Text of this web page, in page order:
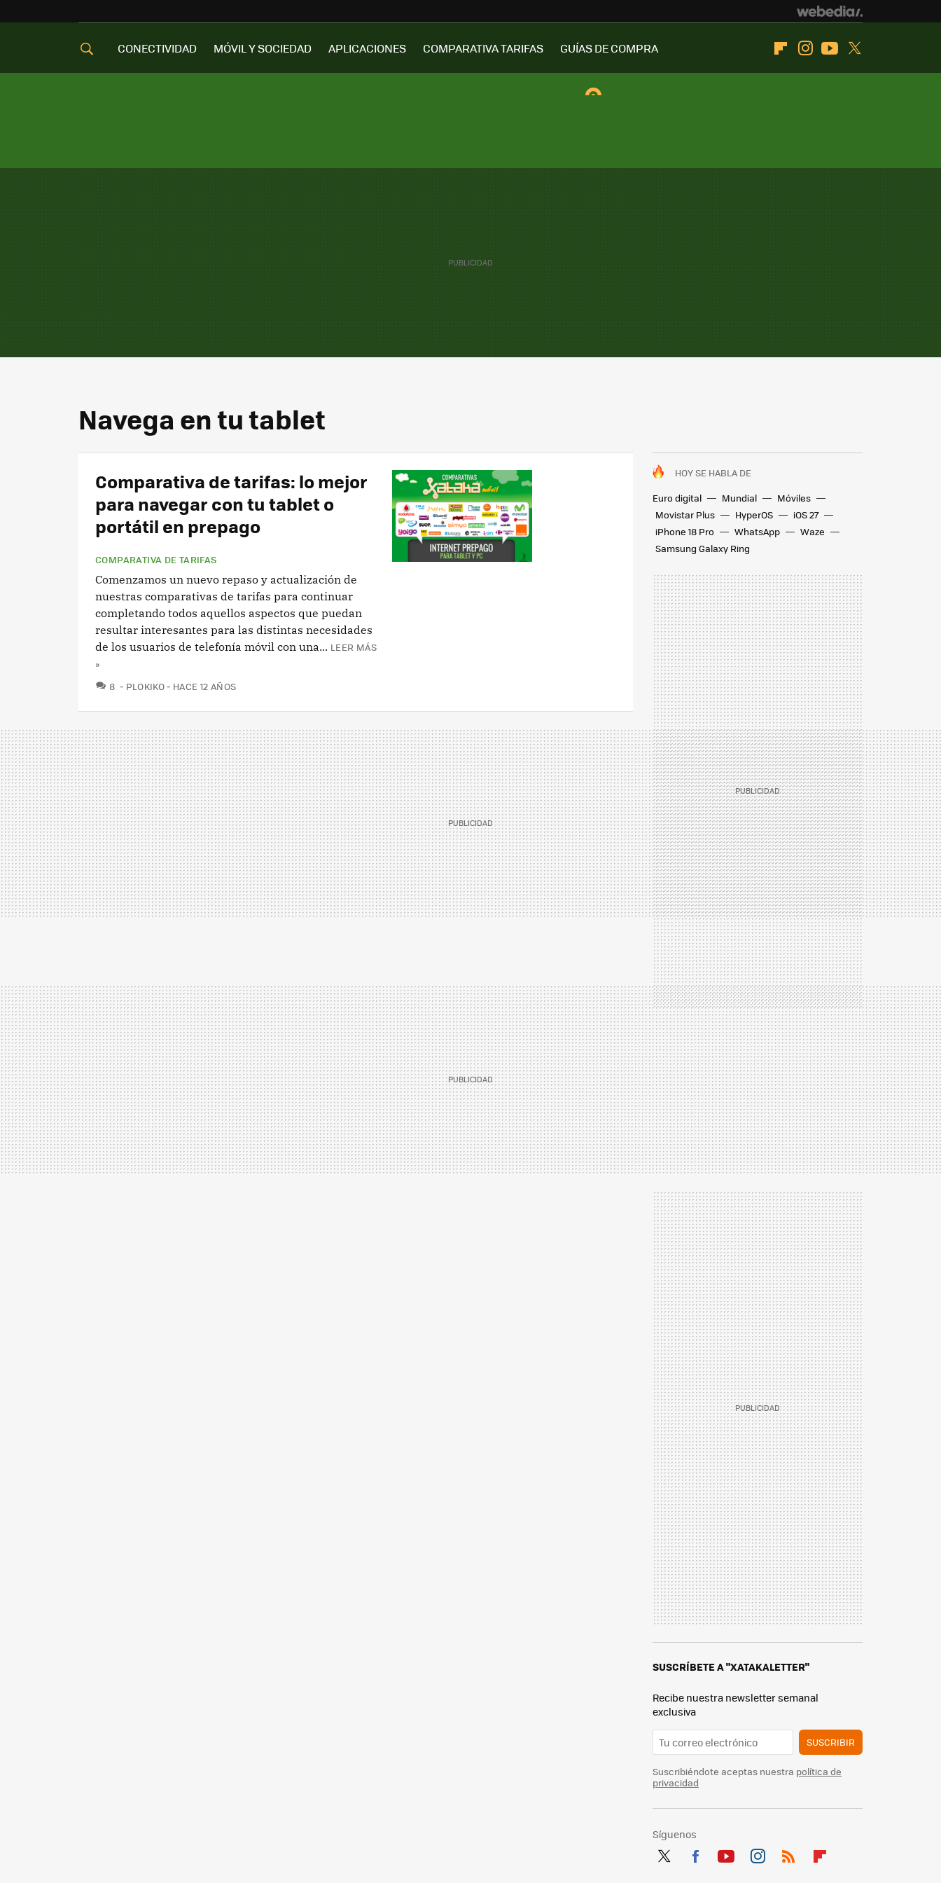
CONECTIVIDAD MÓVIL Y SOCIEDAD APLICACIONES COMPARATIVA TARIFAS
GUÍAS DE COMPRA
FlipboardInstagramYoutube
Navega en tu tablet
HOY SE HABLA DE
Euro digital
Mundial
Móviles
Movistar Plus
HyperOS
iOS 27
iPhone 18 Pro
WhatsApp
Waze
Samsung Galaxy Ring
Comparativa de tarifas: lo mejor
para navegar con tu tablet o
portátil en prepago
COMPARATIVA DE TARIFAS
Comenzamos un nuevo repaso y actualización de
nuestras comparativas de tarifas para continuar
completando todos aquellos aspectos que puedan
resultar interesantes para las distintas necesidades
de los usuarios de telefonía móvil con una... LEER MÁS
»
8 COMENTARIOS
PLOKIKO HACE 12 AÑOS
SUSCRÍBETE A "XATAKALETTER"
Recibe nuestra newsletter semanal
exclusiva
SUSCRIBIR
Suscribiéndote aceptas nuestra política de
privacidad
Síguenos